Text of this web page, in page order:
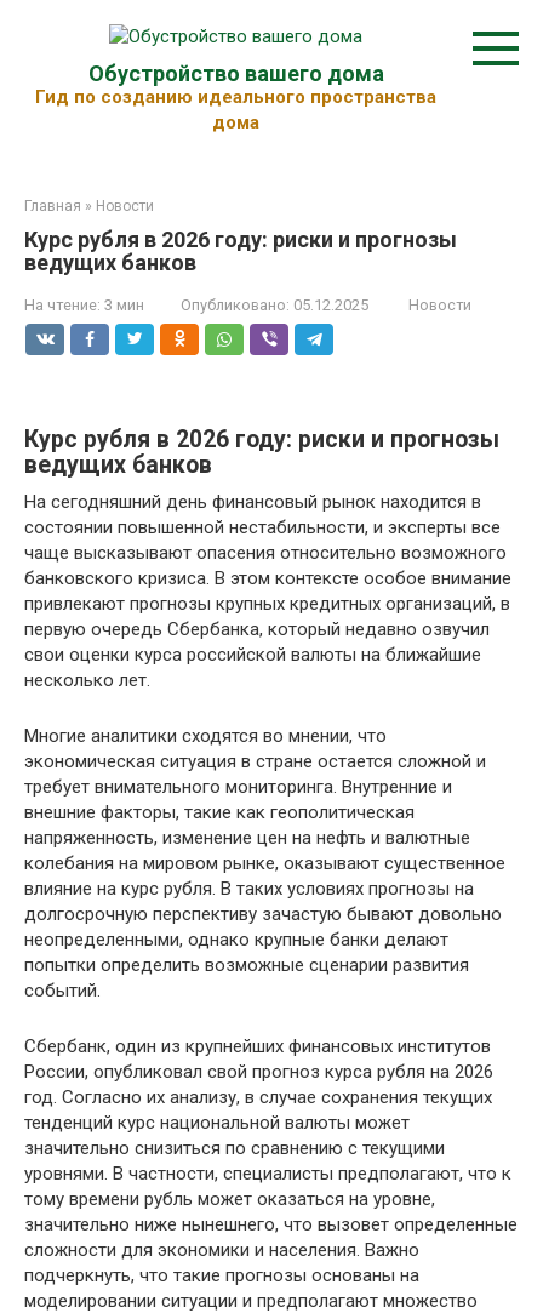
Обустройство вашего дома
Гид по созданию идеального пространства
дома
Главная » Новости
Курс рубля в 2026 году: риски и прогнозы
ведущих банков
На чтение: 3 мин Опубликовано: 05.12.2025 Новости
Курс рубля в 2026 году: риски и прогнозы
ведущих банков
На сегодняшний день финансовый рынок находится в
состоянии повышенной нестабильности, и эксперты все
чаще высказывают опасения относительно возможного
банковского кризиса. В этом контексте особое внимание
привлекают прогнозы крупных кредитных организаций, в
первую очередь Сбербанка, который недавно озвучил
свои оценки курса российской валюты на ближайшие
несколько лет.
Многие аналитики сходятся во мнении, что
экономическая ситуация в стране остается сложной и
требует внимательного мониторинга. Внутренние и
внешние факторы, такие как геополитическая
напряженность, изменение цен на нефть и валютные
колебания на мировом рынке, оказывают существенное
влияние на курс рубля. В таких условиях прогнозы на
долгосрочную перспективу зачастую бывают довольно
неопределенными, однако крупные банки делают
попытки определить возможные сценарии развития
событий.
Сбербанк, один из крупнейших финансовых институтов
России, опубликовал свой прогноз курса рубля на 2026
год. Согласно их анализу, в случае сохранения текущих
тенденций курс национальной валюты может
значительно снизиться по сравнению с текущими
уровнями. В частности, специалисты предполагают, что к
тому времени рубль может оказаться на уровне,
значительно ниже нынешнего, что вызовет определенные
сложности для экономики и населения. Важно
подчеркнуть, что такие прогнозы основаны на
моделировании ситуации и предполагают множество